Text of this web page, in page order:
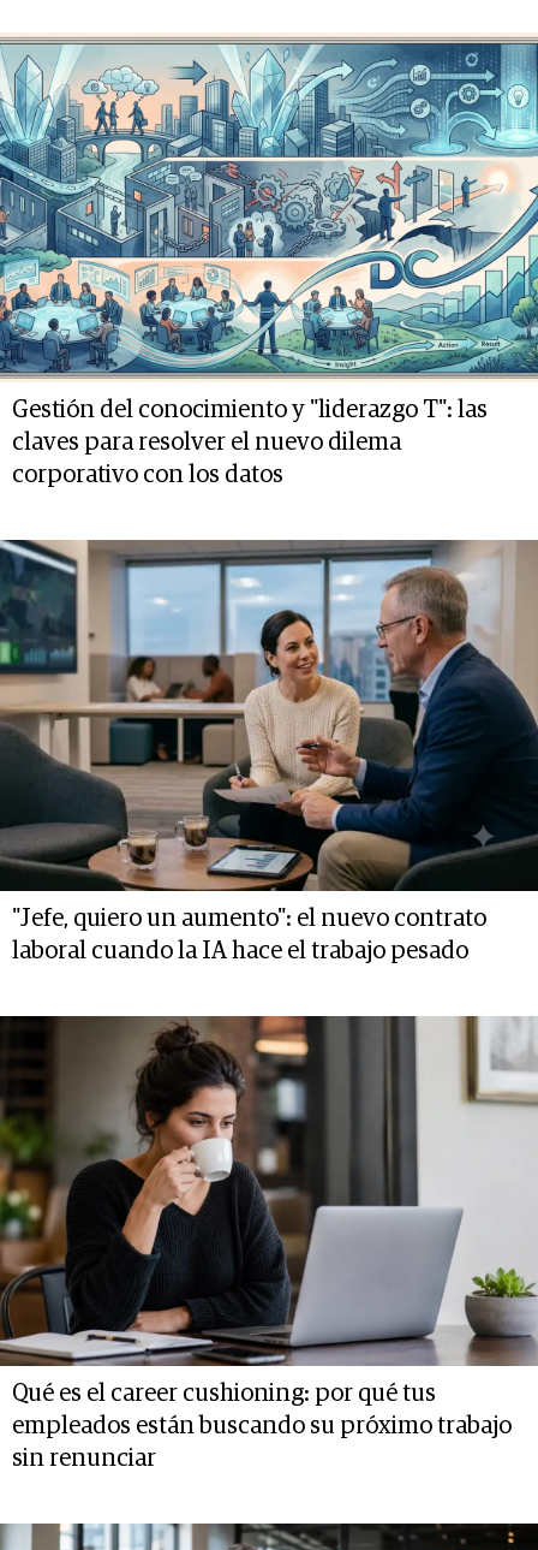
Gestión del conocimiento y "liderazgo T": las
claves para resolver el nuevo dilema
corporativo con los datos
"Jefe, quiero un aumento": el nuevo contrato
laboral cuando la IA hace el trabajo pesado
Qué es el career cushioning: por qué tus
empleados están buscando su próximo trabajo
sin renunciar